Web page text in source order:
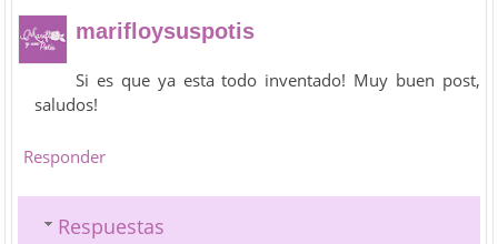
marifloysuspotis
Si es que ya esta todo inventado! Muy buen post,
saludos!
Responder
Respuestas